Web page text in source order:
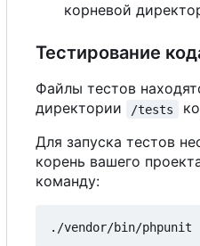
корневой
Тестирование
Файлы тестов
директории
/tests
Для запуска тестов
корень вашего
команду: